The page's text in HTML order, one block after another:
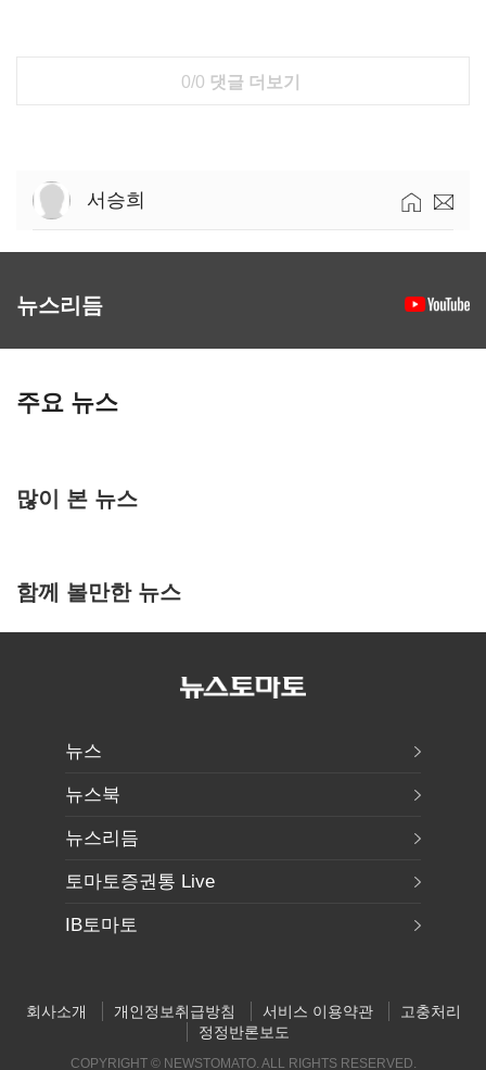
0/0 댓글 더보기
서승희
뉴스리듬
주요 뉴스
많이 본 뉴스
함께 볼만한 뉴스
뉴스
뉴스북
뉴스리듬
토마토증권통 Live
IB토마토
회사소개 개인정보취급방침 서비스 이용약관
고충처리
정정반론보도
COPYRIGHT © NEWSTOMATO. ALL RIGHTS RESERVED.